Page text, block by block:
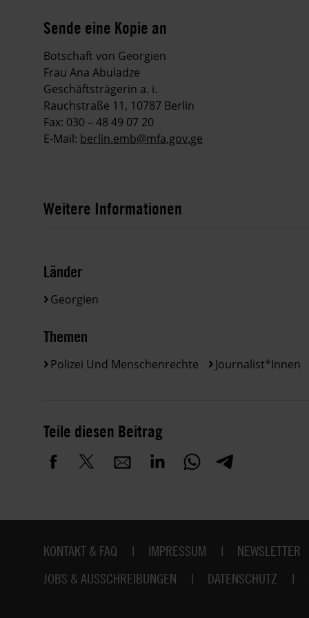
Sende eine Kopie an
Botschaft von Georgien
Frau Ana Abuladze
Geschäftsträgerin a. i.
Rauchstraße 11, 10787 Berlin
Fax: 030 – 48 49 07 20
E-Mail: berlin.emb@mfa.gov.ge
Weitere Informationen
Länder
Georgien
Themen
Polizei Und Menschenrechte Journalist*innen
Teile diesen Beitrag
Fußbereich
KONTAKT & FAQ IMPRESSUM NEWSLETTER
JOBS & AUSSCHREIBUNGEN
DATENSCHUTZ